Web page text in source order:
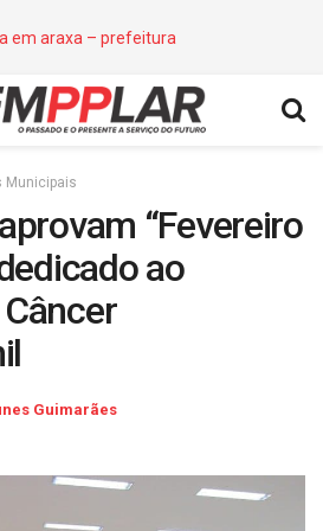
Municipais
“Fevereiro
ao
Guimarães